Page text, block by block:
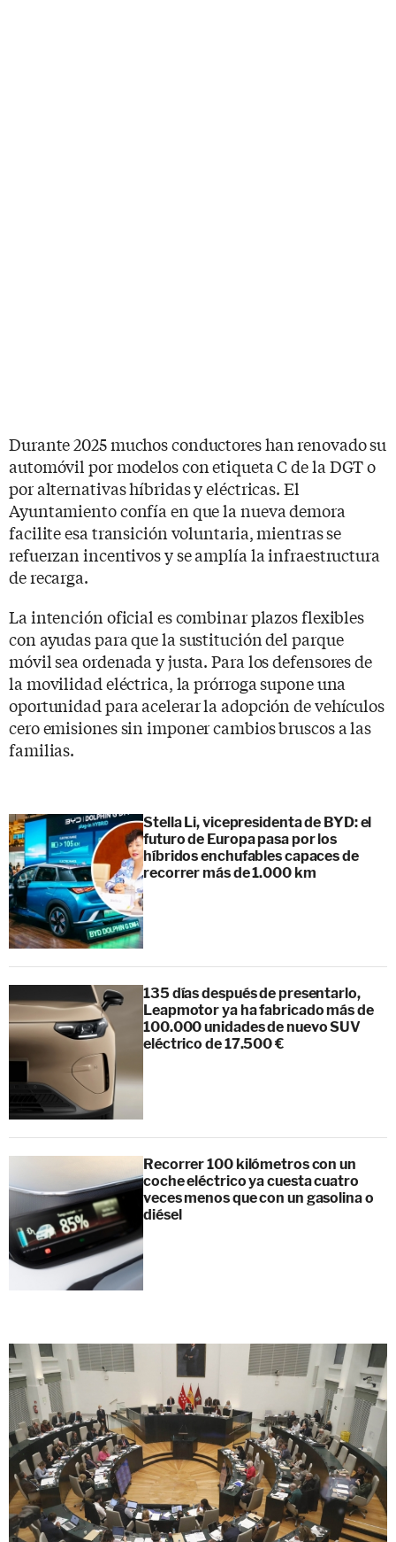
Durante 2025 muchos conductores han renovado su
automóvil por modelos con etiqueta C de la DGT o
por alternativas híbridas y eléctricas. El
Ayuntamiento confía en que la nueva demora
facilite esa transición voluntaria, mientras se
refuerzan incentivos y se amplía la infraestructura
de recarga.
La intención oficial es combinar plazos flexibles
con ayudas para que la sustitución del parque
móvil sea ordenada y justa. Para los defensores de
la movilidad eléctrica, la prórroga supone una
oportunidad para acelerar la adopción de vehículos
cero emisiones sin imponer cambios bruscos a las
familias.
Stella Li, vicepresidenta de BYD: el
futuro de Europa pasa por los
híbridos enchufables capaces de
recorrer más de 1.000 km
135 días después de presentarlo,
Leapmotor ya ha fabricado más de
100.000 unidades de nuevo SUV
eléctrico de 17.500 €
Recorrer 100 kilómetros con un
coche eléctrico ya cuesta cuatro
veces menos que con un gasolina o
diésel